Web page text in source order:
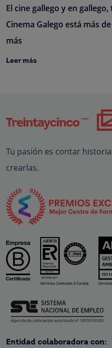
El cine gallego y en
Cinema Galego está más
más
Leer más
Tu pasión es contar
crearlas.
Entidad colaboradora con: